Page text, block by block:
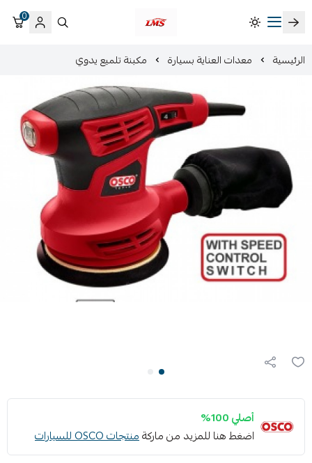
متجر لمسات الشرقية لزينة سيارات LMS
0
الرئيسية معدات العناية بسيارة مكبنة تلميع يدوي
أصلي 100%
اضغط هنا للمزيد من ماركةمنتجات OSCO للسيارات